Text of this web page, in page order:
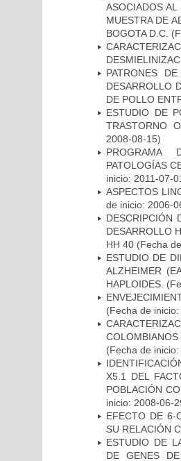
ASOCIADOS
MUESTRA DE
BOGOTA D.C.
PATRONES
DESARROLLO
DE POLLO
ESTUDIO DE
TRASTORNO
2008-08-15)
PROGRAMA
PATOLOGÍAS
inicio: 2011-07-
ASPECTOS
de inicio: 2006-
DESCRIPCIÓN
DESARROLLO
HH 40 (Fecha
ESTUDIO DE
ALZHEIMER
HAPLOIDES.
(Fecha de
(Fecha de
X5.1 DEL
POBLACIÓN
inicio: 2008-06-
EFECTO DE 6-
SU RELACIÓN
ESTUDIO DE
DE GENES